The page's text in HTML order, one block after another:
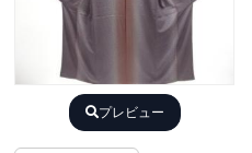
プレビュー